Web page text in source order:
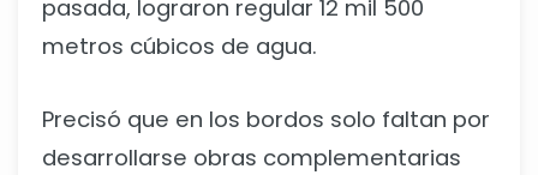
pasada, lograron regular 12 mil 500
metros cúbicos de agua.
Precisó que en los bordos solo faltan por
desarrollarse obras complementarias